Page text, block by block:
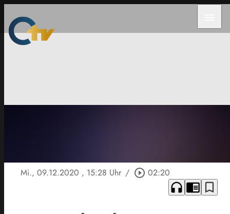
Mi., 09.12.2020 , 15:28 Uhr / play_circle_outline 02:20
headphones chrome_reader_mode bookmark_border